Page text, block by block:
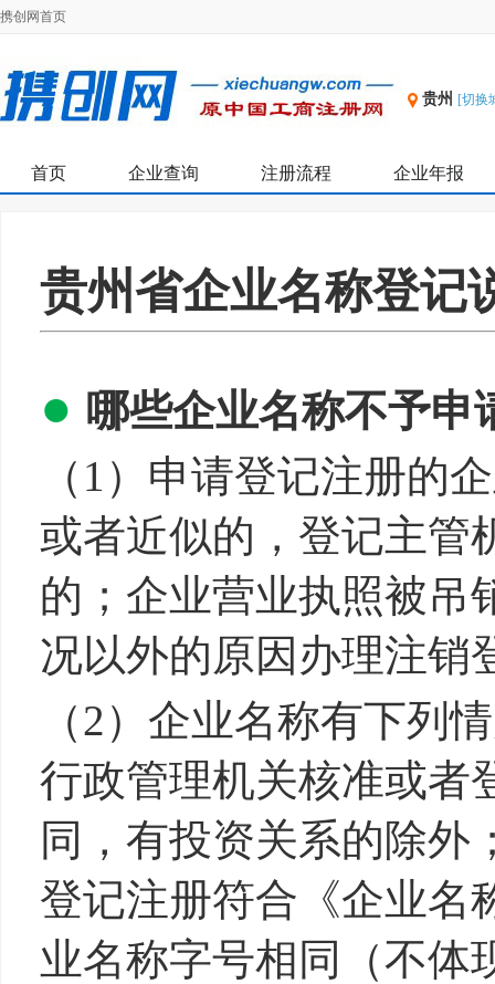
携创网首页
贵州 [切换
首页 企业查询 注册流程 企业年报
贵州省企业名称登记
● 哪些企业名称不予
（1） 申请登记注册的
或者近似的，登记主管
的；企业营业执照被吊
况以外的原因办理注销
（2） 企业名称有下列
行政管理机关核准或者
同，有投资关系的除外
登记注册符合《企业名
业名称字号相同（不体